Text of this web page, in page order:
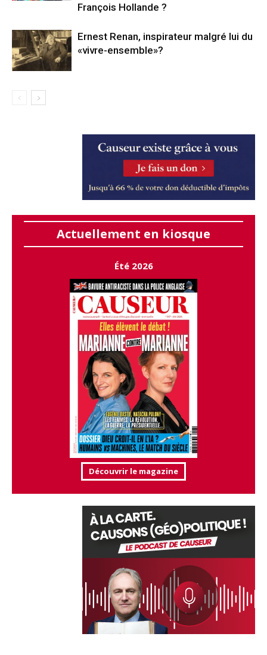
François Hollande ?
Ernest Renan, inspirateur malgré lui du
«vivre-ensemble»?
Actuellement en kiosque
Été 2026
Découvrir le magazine